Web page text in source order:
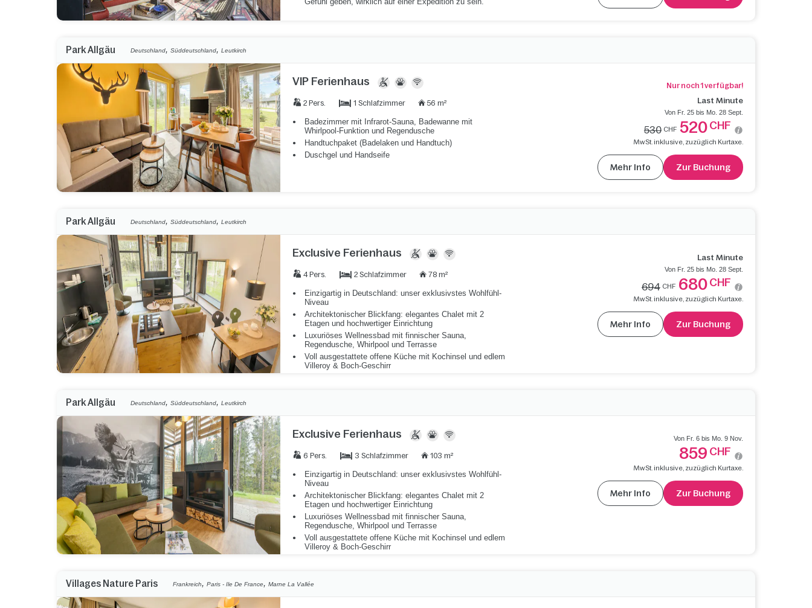
Park Allgäu Deutschland,Süddeutschland,Leutkirch
VIP Ferienhaus
2 Pers. 1 Schlafzimmer 56 m²
Badezimmer mit Infrarot-Sauna, Badewanne mit
Whirlpool-Funktion und Regendusche
Handtuchpaket (Badelaken und Handtuch)
Duschgel und Handseife
Nur noch 1 verfügbar!
Last Minute
Von Fr. 25 bis Mo. 28 Sept.
530 CHF 520 CHF
MwSt. inklusive, zuzüglich Kurtaxe.
Mehr Info Zur Buchung
Park Allgäu Deutschland,Süddeutschland,Leutkirch
Exclusive Ferienhaus
4 Pers. 2 Schlafzimmer 78 m²
Einzigartig in Deutschland: unser exklusivstes Wohlfühl-
Niveau
Architektonischer Blickfang: elegantes Chalet mit 2
Etagen und hochwertiger Einrichtung
Luxuriöses Wellnessbad mit finnischer Sauna,
Regendusche, Whirlpool und Terrasse
Voll ausgestattete offene Küche mit Kochinsel und edlem
Villeroy & Boch-Geschirr
Last Minute
Von Fr. 25 bis Mo. 28 Sept.
694 CHF 680 CHF
MwSt. inklusive, zuzüglich Kurtaxe.
Mehr Info Zur Buchung
Park Allgäu Deutschland,Süddeutschland,Leutkirch
Exclusive Ferienhaus
6 Pers. 3 Schlafzimmer 103 m²
Einzigartig in Deutschland: unser exklusivstes Wohlfühl-
Niveau
Architektonischer Blickfang: elegantes Chalet mit 2
Etagen und hochwertiger Einrichtung
Luxuriöses Wellnessbad mit finnischer Sauna,
Regendusche, Whirlpool und Terrasse
Voll ausgestattete offene Küche mit Kochinsel und edlem
Villeroy & Boch-Geschirr
Von Fr. 6 bis Mo. 9 Nov.
859 CHF
MwSt. inklusive, zuzüglich Kurtaxe.
Mehr Info Zur Buchung
Villages Nature Paris Frankreich,Paris - Ile De France,Marne La Vallée